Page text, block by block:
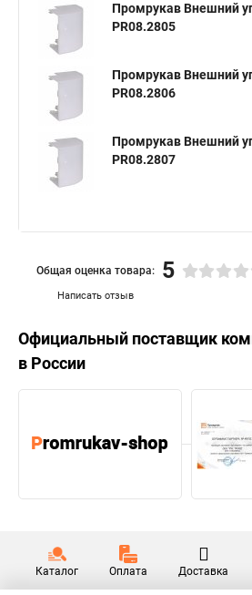
Промрукав Внешний
PR08.2805
Промрукав Внешний
PR08.2806
Промрукав Внешний
PR08.2807
Написать отзыв
Общая оценка товара: 5
Официальный поставщик
в России
Каталог Оплата Доставка